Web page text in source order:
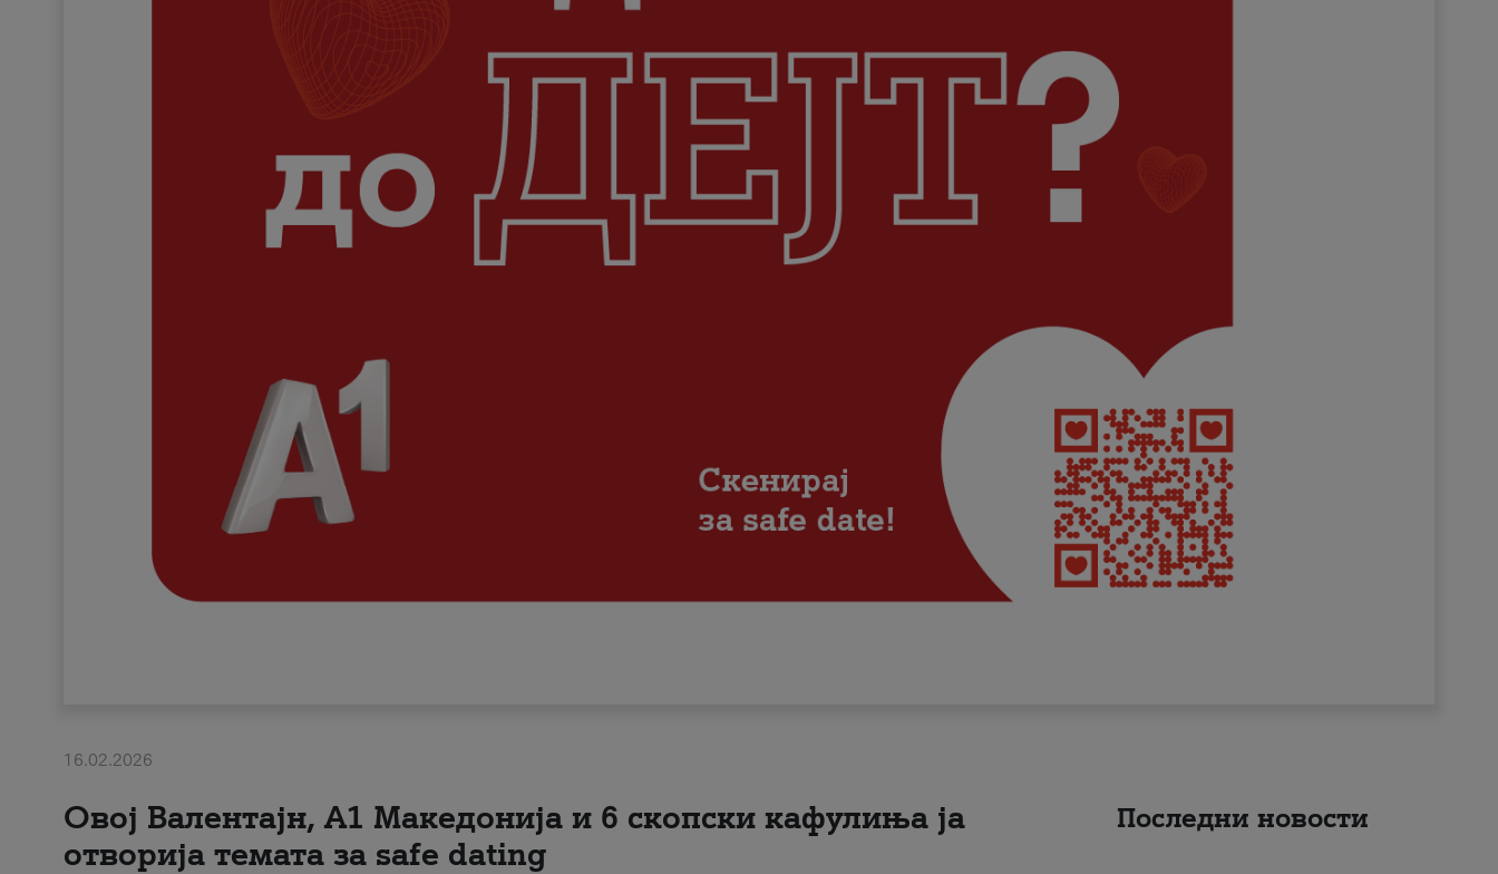
16.02.2026
Овој Валентајн, A1 Македонија и 6 скопски кафулиња ја
отворија темата за safe dating
Последни новости